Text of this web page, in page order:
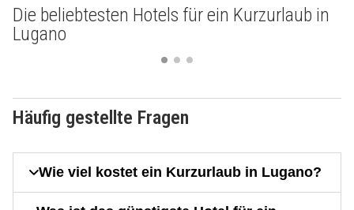
Die beliebtesten Hotels für ein Kurzurlaub in
Lugano
Häufig gestellte Fragen
Wie viel kostet ein Kurzurlaub in Lugano?